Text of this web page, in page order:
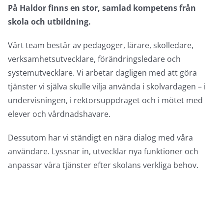
På Haldor finns en stor, samlad kompetens från
skola och utbildning.
Vårt team består av pedagoger, lärare, skolledare,
verksamhetsutvecklare, förändringsledare och
systemutvecklare. Vi arbetar dagligen med att göra
tjänster vi själva skulle vilja använda i skolvardagen – i
undervisningen, i rektorsuppdraget och i mötet med
elever och vårdnadshavare.
Dessutom har vi ständigt en nära dialog med våra
användare. Lyssnar in, utvecklar nya funktioner och
anpassar våra tjänster efter skolans verkliga behov.